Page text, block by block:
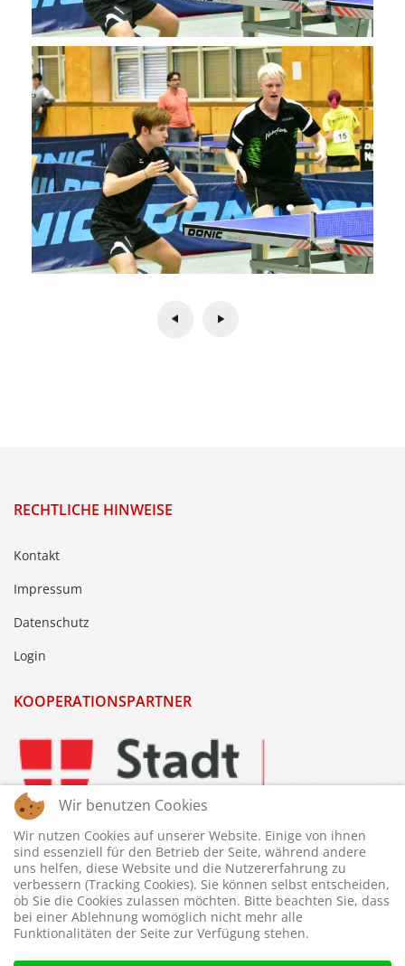
RECHTLICHE HINWEISE
Kontakt
Impressum
Datenschutz
Login
KOOPERATIONSPARTNER
Wir benutzen Cookies
Wir nutzen Cookies auf unserer Website. Einige von ihnen
sind essenziell für den Betrieb der Seite, während andere
uns helfen, diese Website und die Nutzererfahrung zu
verbessern (Tracking Cookies). Sie können selbst entscheiden,
ob Sie die Cookies zulassen möchten. Bitte beachten Sie, dass
bei einer Ablehnung womöglich nicht mehr alle
Funktionalitäten der Seite zur Verfügung stehen.